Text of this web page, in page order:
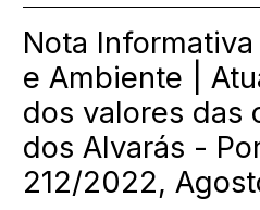
Nota
e Ambiente |
dos valores das
dos Alvarás -
212/2022,